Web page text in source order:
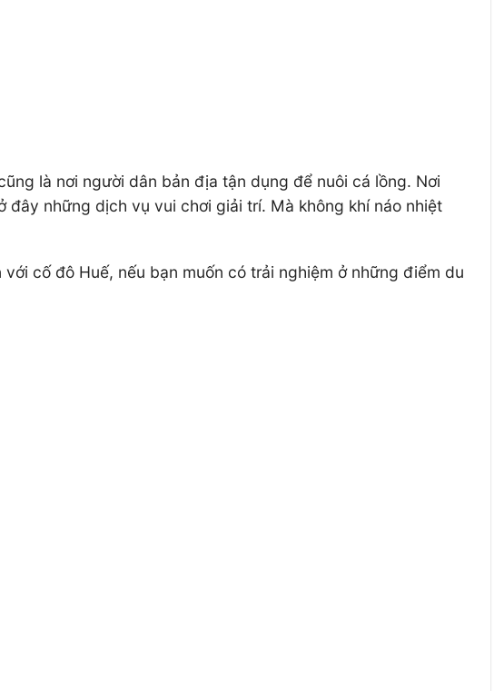
là nơi người dân bản địa tận dụng để nuôi cá lồng. Nơi
những dịch vụ vui chơi giải trí. Mà không khí náo nhiệt
cố đô Huế, nếu bạn muốn có trải nghiệm ở những điểm du